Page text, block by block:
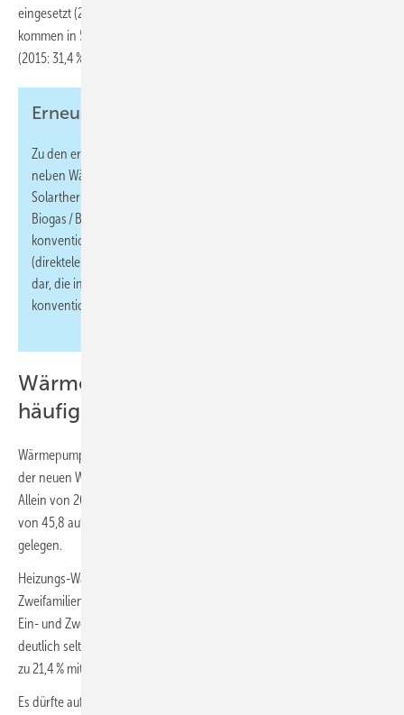
eingesetzt (2015: 38,0 %). Meist handelt es sich um Wärmepumpen: Sie
kommen in 50,6 % der Neubauten als primäre Heizung zum Einsatz
(2015: 31,4 %).
Erneuerbar oder konventionell?
Zu den erneuerbaren Energien bei Heizungen zählt Destatis
neben Wärmepumpen (Geothermie oder Umweltthermie) auch
Solarthermie, Holz (z. B. Pelletheizungen oder Kaminöfen),
Biogas / Biomethan sowie sonstige Biomasse. Zu den
konventionellen Energieträgern zählen Öl, Gas und Strom
(direktelektrisch). Fernwärme stellt eine weitere Energiequelle
dar, die in der Statistik weder zu den erneuerbaren noch zu den
konventionellen Energieträgern gezählt wird.
Wärmepumpen sind jetzt der am
häufigsten eingesetzter Heizungstyp
Wärmepumpen wurden im Jahr 2021 erstmals in mehr als der Hälfte
der neuen Wohngebäude als primäre Heizenergiequelle eingesetzt.
Allein von 2020 bis 2021 stieg der Anteil um knapp 5 Prozentpunkte
von 45,8 auf 50,6 %. Im Jahr 2015 hatte der Anteil noch bei 31,4 %
gelegen.
Heizungs-Wärmepumpen kommen vor allem in Ein- und
Zweifamilienhäusern zum Einsatz: In 53,9 % aller 2021 fertiggestellten
Ein- und Zweifamilienhäuser wurde eine Wärmepumpe eingebaut,
deutlich seltener war der Anteil in Mehrfamilienhäusern (30,6 %), die
zu 21,4 % mit Fernwärme und zu 39,1 % mit Erdgas beheizt werden.
Es dürfte aufgrund der jüngsten Entwicklungen auf den